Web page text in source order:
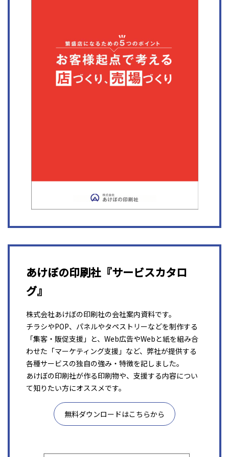
あけぼの印刷社『サービスカタロ
グ』
株式会社あけぼの印刷社の会社案内資料です。
チラシやPOP、パネルやタペストリーなどを制作する
「集客・販促支援」と、Web広告やWebと紙を組み合
わせた「マーケティング支援」など、弊社が提供する
各種サービスの独自の強み・特徴を記しました。
あけぼの印刷社が作る印刷物や、支援する内容につい
て知りたい方にオススメです。
無料ダウンロードはこちらから